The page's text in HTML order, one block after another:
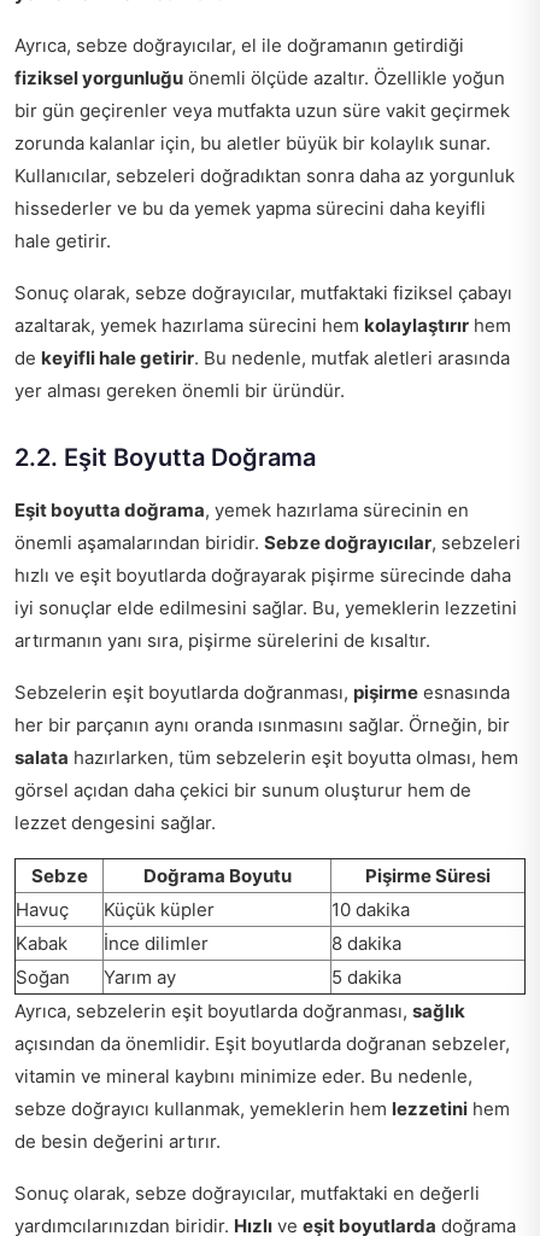
Ayrıca, sebze doğrayıcılar, el ile doğramanın getirdiği
fiziksel yorgunluğu önemli ölçüde azaltır. Özellikle yoğun
bir gün geçirenler veya mutfakta uzun süre vakit geçirmek
zorunda kalanlar için, bu aletler büyük bir kolaylık sunar.
Kullanıcılar, sebzeleri doğradıktan sonra daha az yorgunluk
hissederler ve bu da yemek yapma sürecini daha keyifli
hale getirir.
Sonuç olarak, sebze doğrayıcılar, mutfaktaki fiziksel çabayı
azaltarak, yemek hazırlama sürecini hem kolaylaştırır hem
de keyifli hale getirir. Bu nedenle, mutfak aletleri arasında
yer alması gereken önemli bir üründür.
2.2. Eşit Boyutta Doğrama
Eşit boyutta doğrama, yemek hazırlama sürecinin en
önemli aşamalarından biridir. Sebze doğrayıcılar, sebzeleri
hızlı ve eşit boyutlarda doğrayarak pişirme sürecinde daha
iyi sonuçlar elde edilmesini sağlar. Bu, yemeklerin lezzetini
artırmanın yanı sıra, pişirme sürelerini de kısaltır.
Sebzelerin eşit boyutlarda doğranması, pişirme esnasında
her bir parçanın aynı oranda ısınmasını sağlar. Örneğin, bir
salata hazırlarken, tüm sebzelerin eşit boyutta olması, hem
görsel açıdan daha çekici bir sunum oluşturur hem de
lezzet dengesini sağlar.
Sebze Doğrama Boyutu
Pişirme Süresi
Havuç
Küçük küpler
10 dakika
Kabak
İnce dilimler
8 dakika
Soğan
Yarım ay
5 dakika
Ayrıca, sebzelerin eşit boyutlarda doğranması, sağlık
açısından da önemlidir. Eşit boyutlarda doğranan sebzeler,
vitamin ve mineral kaybını minimize eder. Bu nedenle,
sebze doğrayıcı kullanmak, yemeklerin hem lezzetini hem
de besin değerini artırır.
Sonuç olarak, sebze doğrayıcılar, mutfaktaki en değerli
yardımcılarınızdan biridir. Hızlı ve eşit boyutlarda doğrama